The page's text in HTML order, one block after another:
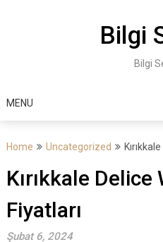
Bilgi
Bilgi
MENU
Home Uncategorized
Kırıkkale Delice
Fiyatları
Şubat 6, 2024